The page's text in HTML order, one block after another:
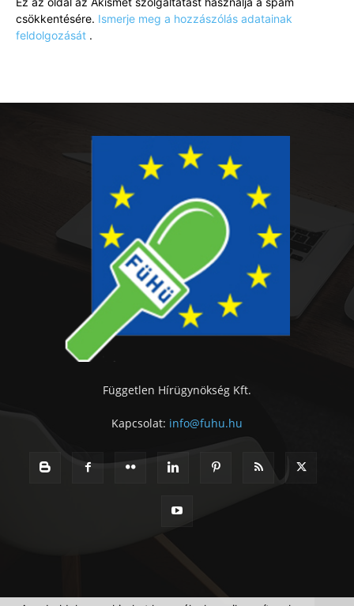
csökkentésére. Ismerje meg a hozzászólás adatainak
feldolgozását .
Független Hírügynökség Kft.
Kapcsolat: info@fuhu.hu